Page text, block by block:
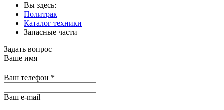
Вы здесь:
Политрак
Каталог техники
Запасные части
Задать вопрос
Ваше имя
Ваш телефон *
Ваш е-mail